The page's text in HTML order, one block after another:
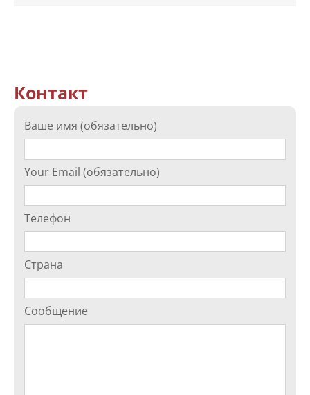
Контакт
Ваше имя (обязательно)
Your Email (обязательно)
Телефон
Страна
Сообщение